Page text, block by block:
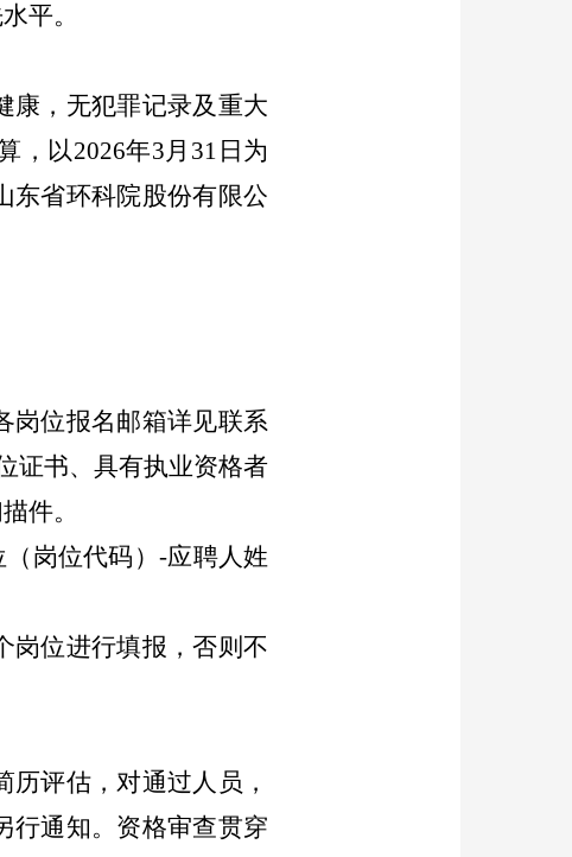
平。
， 无犯罪记录及重大
，以2026年3月 31 日为
东省环科院股份有限公
岗位报名邮箱详见联系
证书、具有执业资格者
件。
（岗位代码）-应聘人姓
岗位进行填报，否则不
评估，对通过人员，
行通知。资格审查贯穿